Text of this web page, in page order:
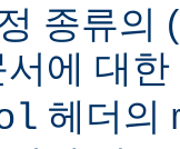
종류의 (
서에 대한
헤더의